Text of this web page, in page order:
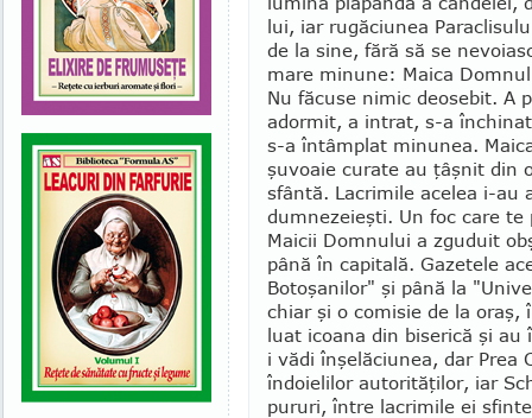
lui, iar rugăciunea
de la sine, fără să se
mare minune: Maica
Nu fă­cuse nimic deosebit. A
adormit, a intrat, s-a
s-a întâmplat minunea.
şuvoaie curate au ţâşnit din
sfântă. Lacrimile acelea i-au
dumnezeieşti. Un foc care
Maicii Domnului a zguduit
până în ca­pitală. Gazetele
Botoşanilor" şi până la
chiar şi o comisie de la
luat icoana din biserică şi
i vădi înşelăciunea, dar Prea
îndoielilor autorităţilor, iar
pururi, între lacrimile ei